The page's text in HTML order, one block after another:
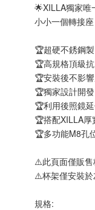
🌟XILLA獨家唯
小小一個轉接
🏆超硬不銹鋼
🏆高規格頂級
🏆安裝後不影
🏆獨家設計開
🏆利用後照鏡
🏆搭配XILLA
🏆多功能M8孔
⚠️此頁面僅販售
⚠️杯架僅安裝於
規格: